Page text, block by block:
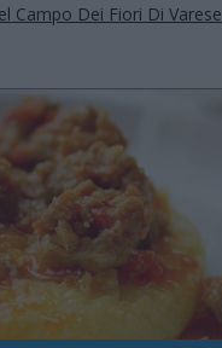
Campo Dei Fiori Di Varese